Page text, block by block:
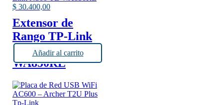
$ 30.400,00
Extensor de
Rango TP-Link
N300 TL-
WA850RE
Añadir al carrito